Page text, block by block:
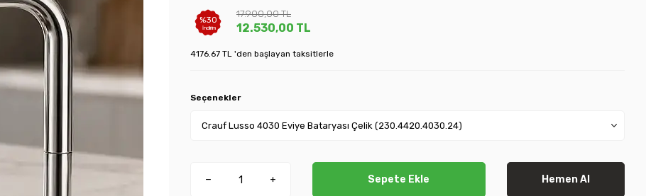
%30
İndirim
17.900,00TL
12.530,00 TL
4176.67 TL 'den başlayan taksitlerle
Seçenekler
Sepete Ekle Hemen Al